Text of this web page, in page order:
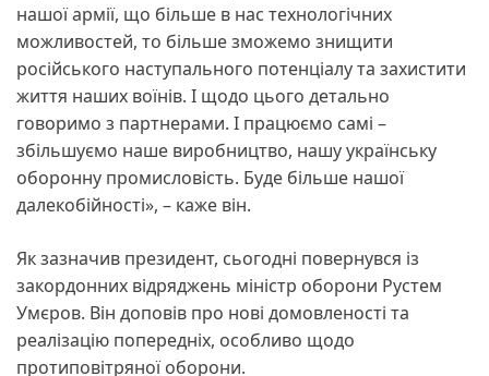
нашої армії, що більше в нас технологічних
можливостей, то більше зможемо знищити
російського наступального потенціалу та захистити
життя наших воїнів. І щодо цього детально
говоримо з партнерами. І працюємо самі –
збільшуємо наше виробництво, нашу українську
оборонну промисловість. Буде більше нашої
далекобійності», – каже він.
Як зазначив президент, сьогодні повернувся із
закордонних відряджень міністр оборони Рустем
Умєров. Він доповів про нові домовленості та
реалізацію попередніх, особливо щодо
протиповітряної оборони.